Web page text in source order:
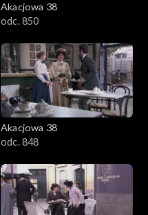
Akacjowa 38
odc. 850
Akacjowa 38
odc. 848